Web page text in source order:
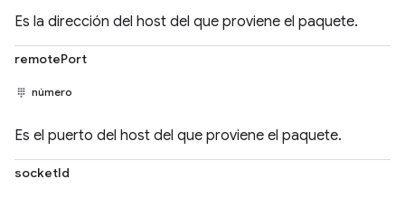
Es la dirección del host del que proviene el paquete.
remotePort
número
Es el puerto del host del que proviene el paquete.
socketId